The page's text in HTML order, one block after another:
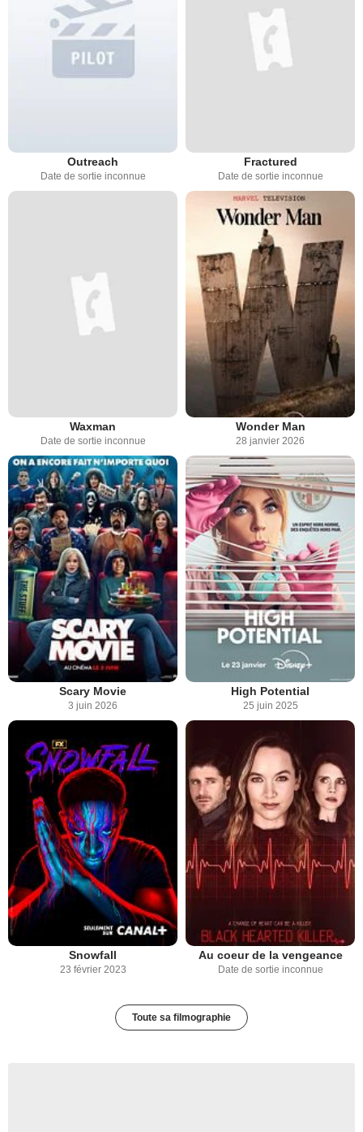
Outreach
Date de sortie inconnue
Fractured
Date de sortie inconnue
Waxman
Date de sortie inconnue
Wonder Man
28 janvier 2026
Scary Movie
3 juin 2026
High Potential
25 juin 2025
Snowfall
23 février 2023
Au coeur de la vengeance
Date de sortie inconnue
Toute sa filmographie